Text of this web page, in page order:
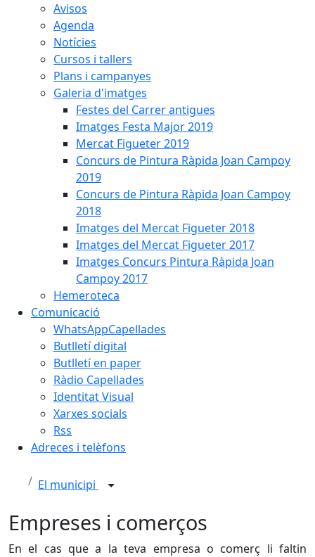
Avisos
Agenda
Notícies
Cursos i tallers
Plans i campanyes
Galeria d'imatges
Festes del Carrer antigues
Imatges Festa Major 2019
Mercat Figueter 2019
Concurs de Pintura Ràpida Joan Campoy
2019
Concurs de Pintura Ràpida Joan Campoy
2018
Imatges del Mercat Figueter 2018
Imatges del Mercat Figueter 2017
Imatges Concurs Pintura Ràpida Joan
Campoy 2017
Hemeroteca
Comunicació
WhatsAppCapellades
Butlletí digital
Butlletí en paper
Ràdio Capellades
Identitat Visual
Xarxes socials
Rss
Adreces i telèfons
El municipi
Empreses i comerços
En el cas que a la teva empresa o comerç li faltin